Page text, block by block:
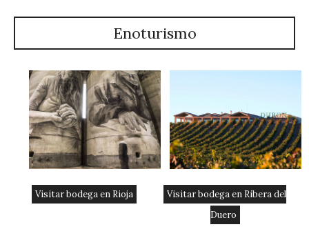
Enoturismo
Visitar bodega en Rioja
Visitar bodega en Ribera del
Duero